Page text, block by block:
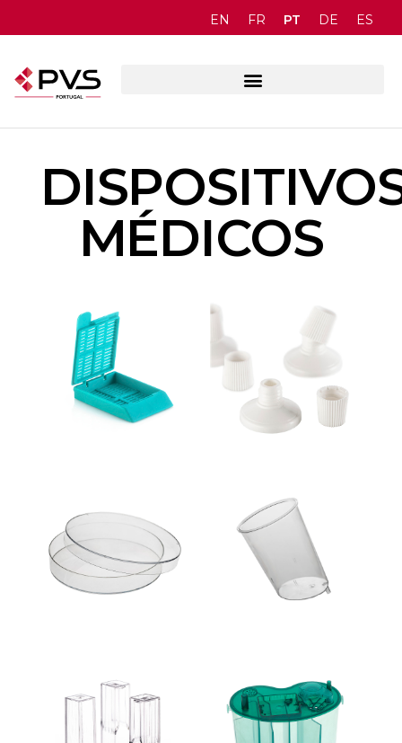
EN FR PT DE ES
MÉDICOS